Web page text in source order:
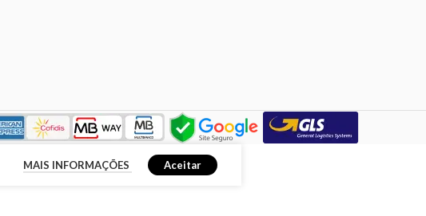
MAIS INFORMAÇÕES Aceitar